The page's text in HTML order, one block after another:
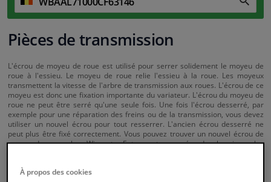
Refroidissement & chauffage
Pièces moteur & accessoires
Filtres & liquides
Bagages & transport
Fenêtres & accessoires
Intérieur & ameublement
Pièces de transmission
L'écrou de moyeu de roue est utilisé pour serrer solidement le moyeu de
roue à l'essieu. Le moyeu de roue relie l'essieu à la roue. Les moyeux
transmettent la vitesse de l'arbre de transmission aux roues. L'écrou de ce
moyeu est donc une fixation importante du variateur. L'écrou du moyeu de
roue ne peut être serré qu'une seule fois. Une fois l'écrou desserré, par
exemple pour une réparation des freins ou de la transmission, vous devez
utiliser un nouvel écrou pour tout resserrer. L'ancien écrou desserré ne
peut plus être fixé correctement. Vous pouvez trouver un nouvel écrou de
moyeu de roue chez Winparts. Entrez votre numéro de chassis ou les
26282 Produits
À propos des cookies